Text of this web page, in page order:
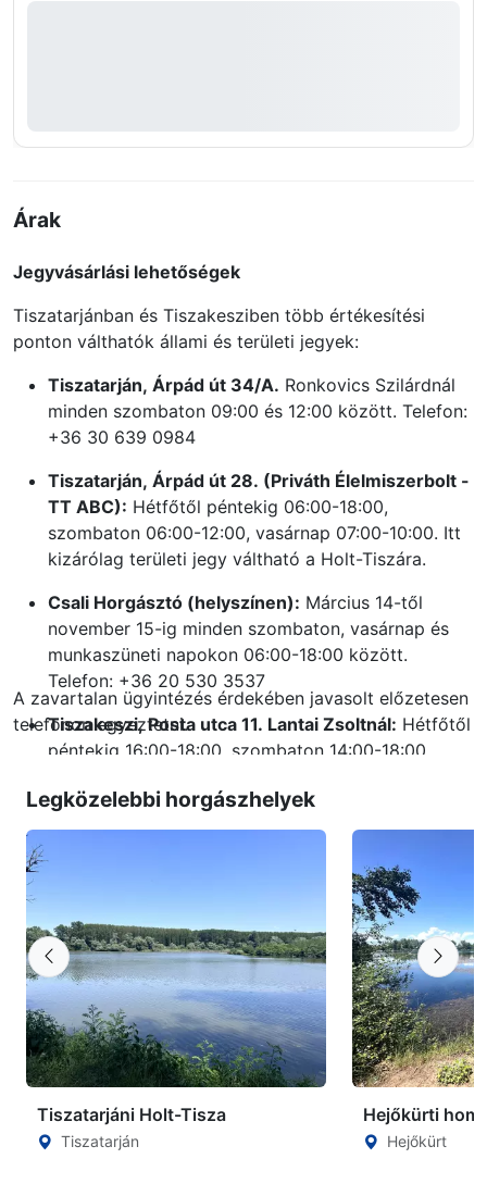
Árak
Jegyvásárlási lehetőségek
Tiszatarjánban és Tiszakesziben több értékesítési
ponton válthatók állami és területi jegyek:
Tiszatarján, Árpád út 34/A. Ronkovics Szilárdnál
minden szombaton 09:00 és 12:00 között. Telefon:
+36 30 639 0984
Tiszatarján, Árpád út 28. (Priváth Élelmiszerbolt -
TT ABC): Hétfőtől péntekig 06:00-18:00,
szombaton 06:00-12:00, vasárnap 07:00-10:00. Itt
kizárólag területi jegy váltható a Holt-Tiszára.
Csali Horgásztó (helyszínen): Március 14-től
november 15-ig minden szombaton, vasárnap és
munkaszüneti napokon 06:00-18:00 között.
Telefon: +36 20 530 3537
Tiszakeszi, Posta utca 11. Lantai Zsoltnál: Hétfőtől
péntekig 16:00-18:00, szombaton 14:00-18:00.
A zavartalan ügyintézés érdekében javasolt előzetesen
telefonon egyeztetni.
Legközelebbi horgászhelyek
Tiszatarjáni Holt-Tisza
Tiszatarján
Hejőkürti
Hejőkürt